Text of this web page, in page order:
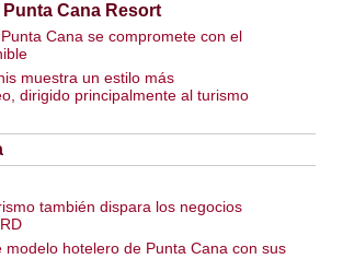
Cana Resort
Cana se compromete con el
muestra un estilo más
dirigido principalmente al turismo
también dispara los negocios
modelo hotelero de Punta Cana con sus